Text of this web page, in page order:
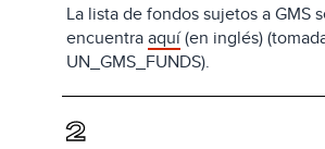
La lista de fondos sujetos a GMS
encuentraaquí(en inglés)
UN_GMS_FUNDS).
2